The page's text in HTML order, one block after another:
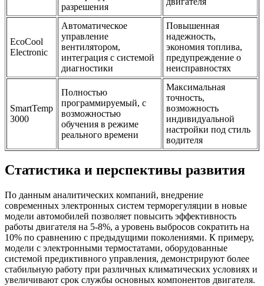
разрешения
EcoCool
Electronic
Автоматическое
управление
вентилятором,
интеграция с системой
диагностики
Повышенная
надежность,
экономия топлива,
предупреждение о
неисправностях
SmartTemp
3000
Полностью
программируемый, с
возможностью
обучения в режиме
реального времени
Максимальная
точность,
возможность
индивидуальной
настройки под стиль
водителя
Статистика и перспективы развития
По данным аналитических компаний, внедрение
современных электронных систем терморегуляции в новые
модели автомобилей позволяет повысить эффективность
работы двигателя на 5-8%, а уровень выбросов сократить на
10% по сравнению с предыдущими поколениями. К примеру,
модели с электронными термостатами, оборудованные
системой предиктивного управления, демонстрируют более
стабильную работу при различных климатических условиях и
увеличивают срок службы основных компонентов двигателя.